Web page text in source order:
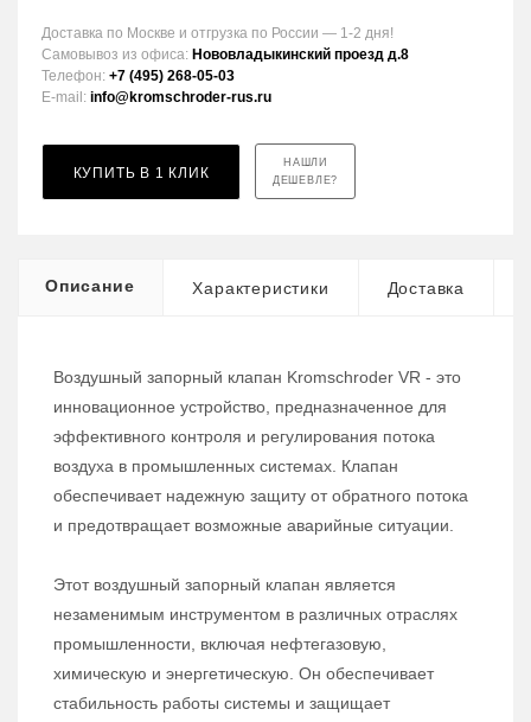
Доставка по Москве и отгрузка по России — 1-2 дня!
Самовывоз из офиса: Нововладыкинский проезд д.8
Телефон: +7 (495) 268-05-03
E-mail: info@kromschroder-rus.ru
КУПИТЬ В 1 КЛИК
НАШЛИ
ДЕШЕВЛЕ?
Описание Характеристики Доставка
Воздушный запорный клапан Kromschroder VR - это
инновационное устройство, предназначенное для
эффективного контроля и регулирования потока
воздуха в промышленных системах. Клапан
обеспечивает надежную защиту от обратного потока
и предотвращает возможные аварийные ситуации.
Этот воздушный запорный клапан является
незаменимым инструментом в различных отраслях
промышленности, включая нефтегазовую,
химическую и энергетическую. Он обеспечивает
стабильность работы системы и защищает